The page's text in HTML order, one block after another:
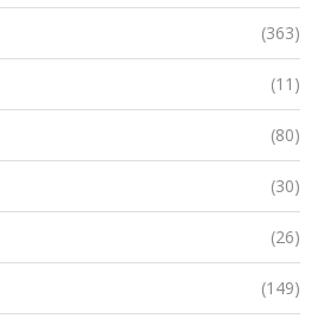
(363)
(11)
(80)
(30)
(26)
(149)